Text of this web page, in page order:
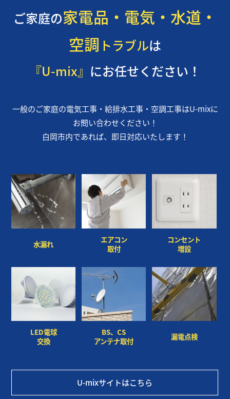
×
ご家庭の家電品・電気・水道・
空調 トラブルは
『U-mix』 にお任せください！
一般のご家庭の電気工事・給排水工事・空調工事はU-mixに
お問い合わせください！
白岡市内であれば、即日対応いたします！
水漏れ
エアコン
取付
コンセント
増設
LED電球
交換
BS、CS
アンテナ取付
漏電点検
U-mixサイトはこちら